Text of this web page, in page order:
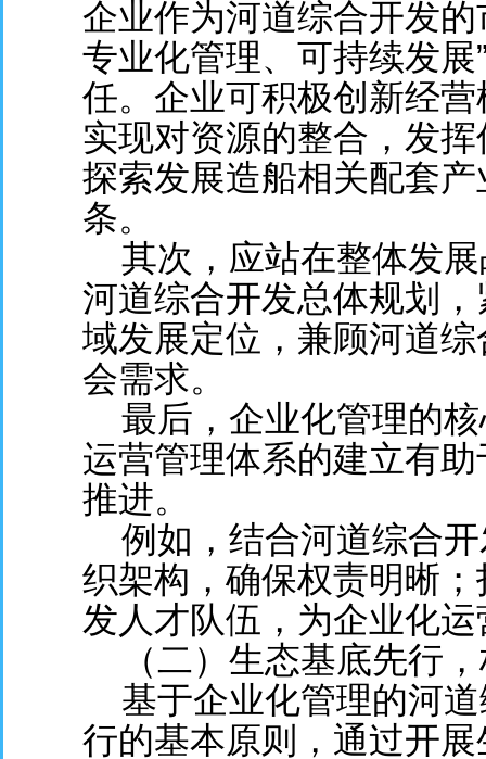
企业作为河道综合开发
专业化管理、可持续发
任。企业可积极创新经
实现对资源的整合，发
探索发展造船相关配套
条。
其次，应站在整体发展
河道综合开发总体规划
域发展定位，兼顾河道
会需求。
最后，企业化管理的核
运营管理体系的建立有
推进。
例如，结合河道综合开
织架构，确保权责明晰
发人才队伍，为企业化
（二）生态基底先行，
基于企业化管理的河道
行的基本原则，通过开